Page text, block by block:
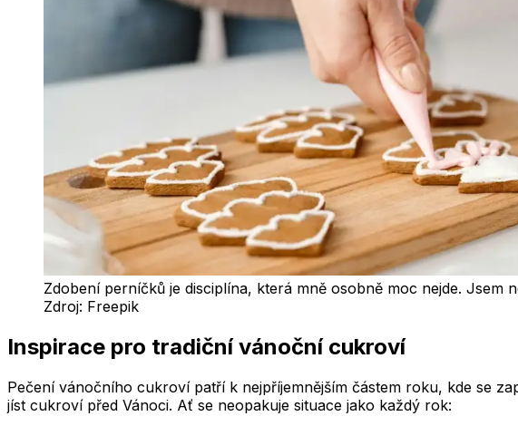
Zdobení perníčků je disciplína, která mně osobně moc nejde. Jsem
Zdroj: Freepik
Inspirace pro tradiční vánoční cukroví
Pečení vánočního cukroví patří k nejpříjemnějším částem roku, kde se
jíst cukroví před Vánoci. Ať se neopakuje situace jako každý rok: